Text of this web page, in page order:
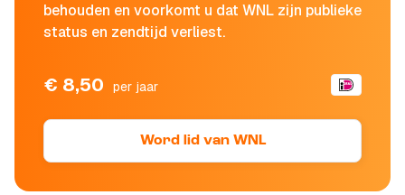
behouden en voorkomt u dat WNL zijn publieke
status en zendtijd verliest.
€ 8,50 per jaar
Word lid van WNL